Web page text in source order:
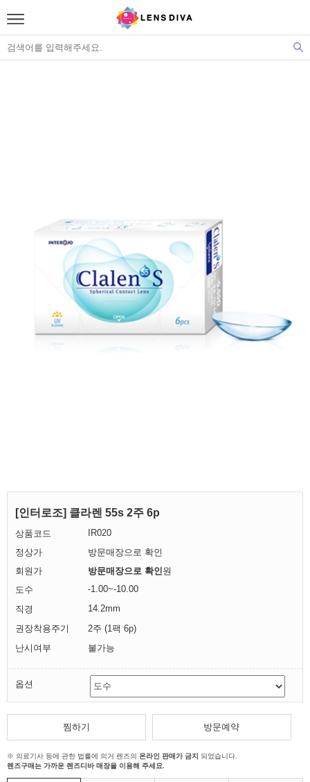
[인터로조] 클라렌 55s 2주 6p
상품코드
IR020
정상가
방문매장으로 확인
회원가
방문매장으로 확인원
도수
-1.00~-10.00
직경
14.2mm
권장착용주기
2주 (1팩 6p)
난시여부
불가능
옵션
찜하기 방문예약
※ 의료기사 등에 관한 법률에 의거 렌즈의 온라인 판매가 금지
되었습니다.
렌즈구매는 가까운 렌즈디바 매장을 이용해 주세요.